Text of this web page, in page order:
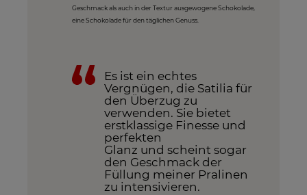
Geschmack als auch in der Textur ausgewogene Schokolade,
eine Schokolade für den täglichen Genuss.
Es ist ein echtes
Vergnügen, die Satilia für
den Überzug zu
verwenden. Sie bietet
erstklassige Finesse und
perfekten
Glanz und scheint sogar
den Geschmack der
Füllung meiner Pralinen
zu intensivieren.